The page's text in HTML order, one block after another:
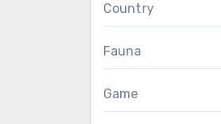
Country
Fauna
Game